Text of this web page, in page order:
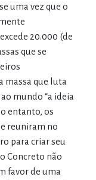
uma vez que o
20.000 (de
que se
massa que luta
mundo “a ideia
entanto, os
reuniram no
para criar seu
Concreto não
favor de uma